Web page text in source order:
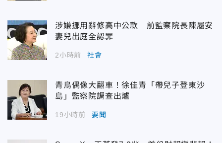
涉嫌挪用辭修高中公款 前監察院長陳履安
妻兒出庭全認罪
2小時前 社會
青鳥偶像大翻車！徐佳青「帶兒子登東沙
島」監察院調查出爐
19小時前 要聞